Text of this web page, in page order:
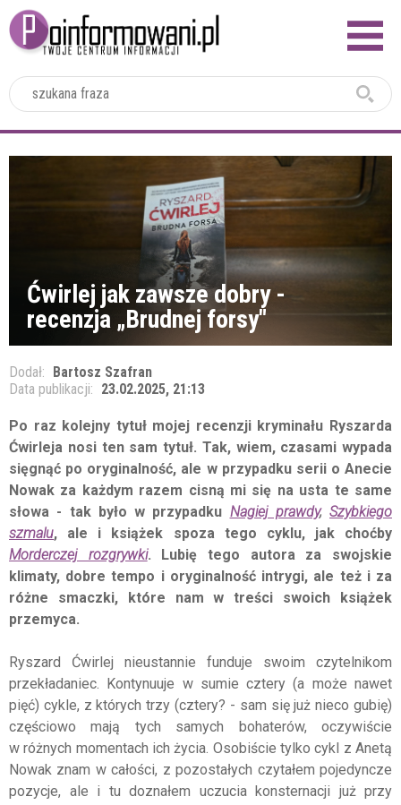
Ćwirlej jak zawsze dobry -
recenzja „Brudnej forsy"
Dodał: Bartosz Szafran
Data publikacji: 23.02.2025, 21:13
Po raz kolejny tytuł mojej recenzji kryminału Ryszarda
Ćwirleja nosi ten sam tytuł. Tak, wiem, czasami wypada
sięgnąć po oryginalność, ale w przypadku serii o Anecie
Nowak za każdym razem cisną mi się na usta te same
słowa - tak było w przypadku Nagiej prawdy, Szybkiego
szmalu, ale i książek spoza tego cyklu, jak choćby
Morderczej rozgrywki. Lubię tego autora za swojskie
klimaty, dobre tempo i oryginalność intrygi, ale też i za
różne smaczki, które nam w treści swoich książek
przemyca.
Ryszard Ćwirlej nieustannie funduje swoim czytelnikom
przekładaniec. Kontynuuje w sumie cztery (a może nawet
pięć) cykle, z których trzy (cztery? - sam się już nieco gubię)
częściowo mają tych samych bohaterów, oczywiście
w różnych momentach ich życia. Osobiście tylko cykl z Anetą
Nowak znam w całości, z pozostałych czytałem pojedyncze
pozycje, ale i tu doznałem uczucia konsternacji już przy